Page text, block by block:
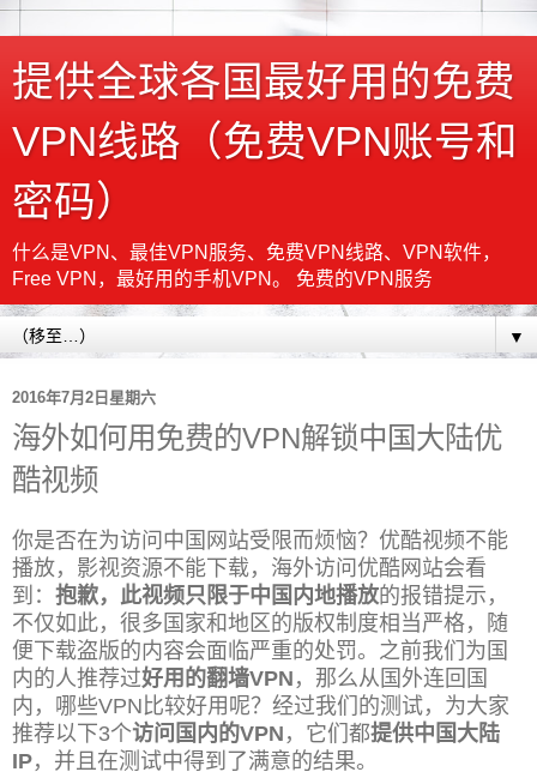
提供全球各国最好用的免费
VPN线路（免费VPN账号和
密码）
什么是VPN、最佳VPN服务、免费VPN线路、VPN软件，
Free VPN，最好用的手机VPN。 免费的VPN服务
▼
2016年7月2日星期六
海外如何用免费的VPN解锁中国大陆优
酷视频
你是否在为访问中国网站受限而烦恼？优酷视频不能
播放，影视资源不能下载，海外访问优酷网站会看
到： 抱歉，此视频只限于中国内地播放的报错提示，
不仅如此，很多国家和地区的版权制度相当严格，随
便下载盗版的内容会面临严重的处罚。之前我们为国
内的人推荐过好用的翻墙VPN ，那么从国外连回国
内，哪些VPN比较好用呢？经过我们的测试，为大家
推荐以下3个访问国内的VPN ，它们都提供中国大陆
IP，并且在测试中得到了满意的结果。